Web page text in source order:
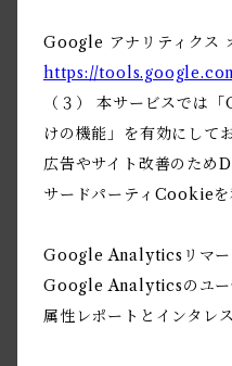
Google アナリティクス
https://
（３） 本サービスでは
けの機能」を有効にして
広告やサイト改善のた
サードパーティCookieを
Google Analyticsリマー
Google Analyticsのユー
属性レポートとインタレ